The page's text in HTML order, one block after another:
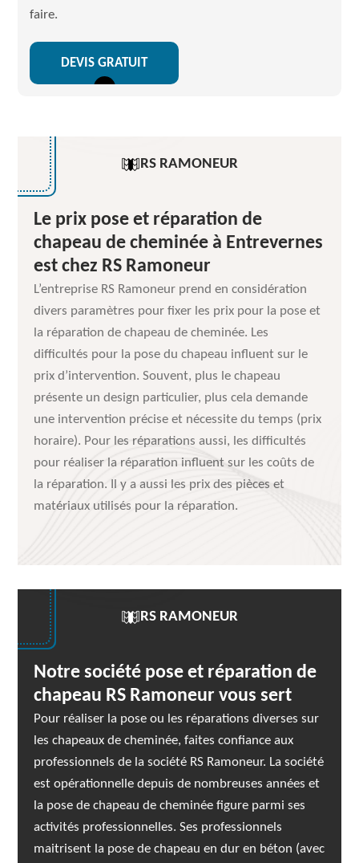
faire.
DEVIS GRATUIT
RS RAMONEUR
Le prix pose et réparation de
chapeau de cheminée à Entrevernes
est chez RS Ramoneur
L’entreprise RS Ramoneur prend en considération
divers paramètres pour fixer les prix pour la pose et
la réparation de chapeau de cheminée. Les
difficultés pour la pose du chapeau influent sur le
prix d’intervention. Souvent, plus le chapeau
présente un design particulier, plus cela demande
une intervention précise et nécessite du temps (prix
horaire). Pour les réparations aussi, les difficultés
pour réaliser la réparation influent sur les coûts de
la réparation. Il y a aussi les prix des pièces et
matériaux utilisés pour la réparation.
RS RAMONEUR
Notre société pose et réparation de
chapeau RS Ramoneur vous sert
Pour réaliser la pose ou les réparations diverses sur
les chapeaux de cheminée, faites confiance aux
professionnels de la société RS Ramoneur. La société
est opérationnelle depuis de nombreuses années et
la pose de chapeau de cheminée figure parmi ses
activités professionnelles. Ses professionnels
maitrisent la pose de chapeau en dur en béton (avec